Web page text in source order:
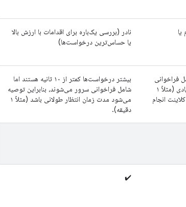
نادر (بررسی یک‌باره برای اقدامات با ارزش بالا
یا حساس‌ترین درخواست‌ها)
شامل فراخوانی
سرور می‌شوند، بنابراین توصیه می‌شود مدت زمان زیادی (مثلاً ۱
انجام
بیشتر درخواست‌ها کمتر از ۱۰ ثانیه هستند اما
شامل فراخوانی سرور می‌شوند، بنابراین توصیه
می‌شود مدت زمان انتظار طولانی باشد (مثلاً ۱
دقیقه).
✔️